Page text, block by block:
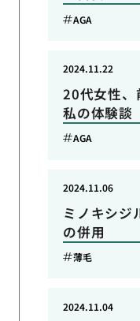
AGA
20代女性、
私の体験談
2024.11.22
AGA
ミノキシジ
の併用
2024.11.06
薄毛
2024.11.04